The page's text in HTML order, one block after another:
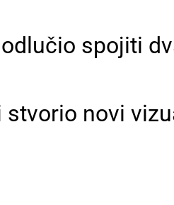
spojiti
novi